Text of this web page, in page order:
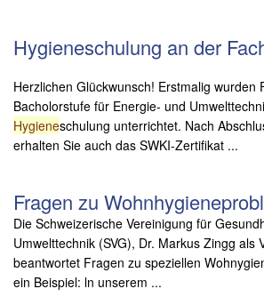
Hygieneschulung an der
Herzlichen Glückwunsch! Erstmalig wurden
Bacholorstufe für Energie- und
Hygieneschulung unterrichtet. Nach
erhalten Sie auch das SWKI-Zertifikat ...
Fragen zu
Die Schweizerische Vereinigung für
Umwelttechnik (SVG), Dr. Markus Zingg als
beantwortet Fragen zu speziellen
ein Beispiel: ln unserem ...